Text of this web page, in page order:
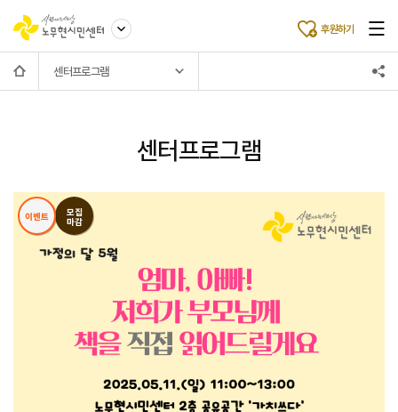
후원하기
센터프로그램
센터프로그램
이벤트
모집
마감